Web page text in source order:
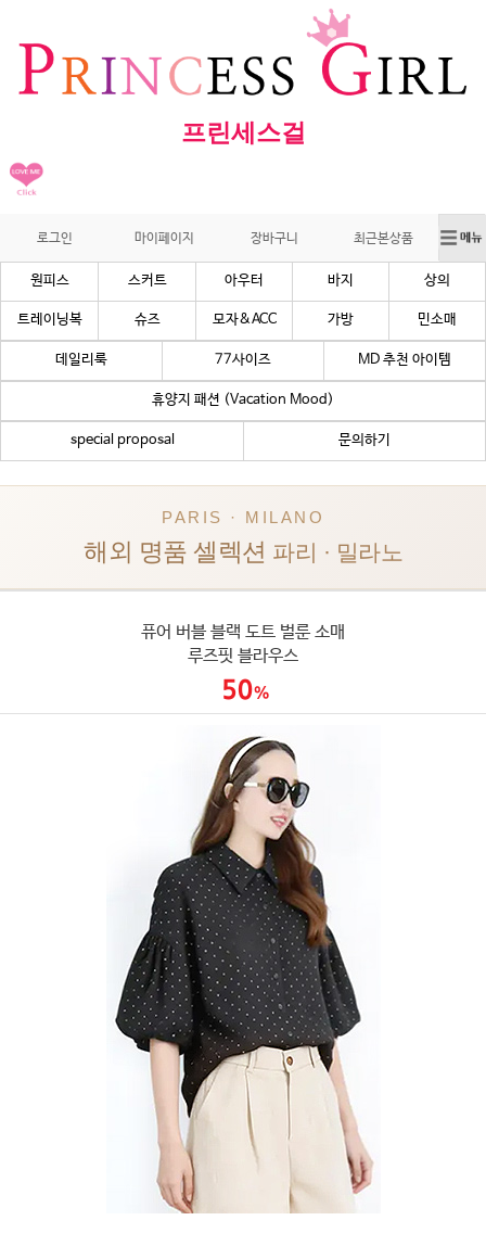
프린세스걸
로그인 마이페이지 장바구니 최근본상품
원피스 스커트 아우터 바지 상의
트레이닝복 슈즈 모자&ACC 가방 민소매
데일리룩 77사이즈 MD 추천 아이템
휴양지 패션 (Vacation Mood)
special proposal 문의하기
PARIS · MILANO
해외 명품 셀렉션 파리 · 밀라노
퓨어 버블 블랙 도트 벌룬 소매
루즈핏 블라우스